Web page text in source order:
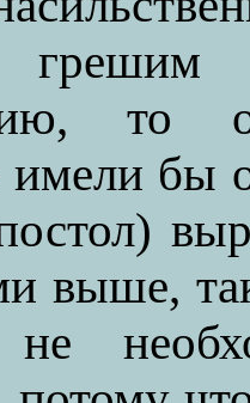
то
бы
выше,
не